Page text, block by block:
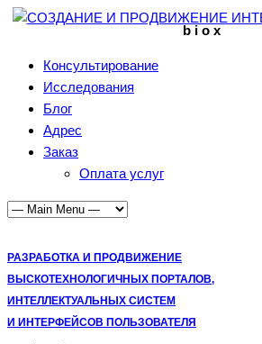
b i o x
Консультирование
Исследования
Блог
Адрес
Заказ
Оплата услуг
РАЗРАБОТКА И ПРОДВИЖЕНИЕ
ВЫСКОТЕХНОЛОГИЧНЫХ ПОРТАЛОВ,
ИНТЕЛЛЕКТУАЛЬНЫХ СИСТЕМ
И ИНТЕРФЕЙСОВ ПОЛЬЗОВАТЕЛЯ